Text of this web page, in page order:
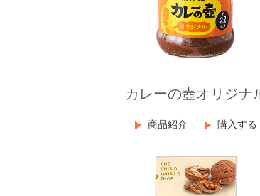
カレーの壺オリジナ
商品紹介 購入する